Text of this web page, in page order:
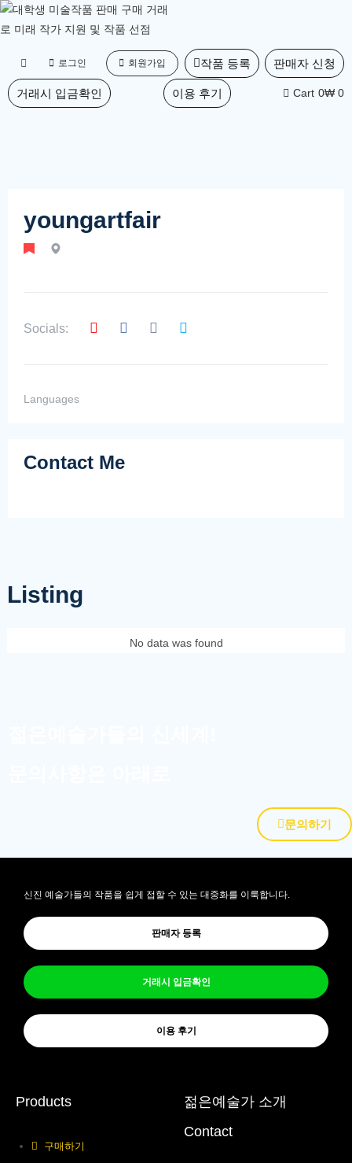
로그인 회원가입 작품 등록 판매자 신청
거래시 입금확인 이용 후기 Cart 0₩ 0
youngartfair
Socials:
Languages
Contact Me
Listing
No data was found
문의하기
신진 예술가들의 작품을 쉽게 접할 수 있는 대중화를 이룩합니다.
판매자 등록
거래시 입금확인
이용 후기
Products
구매하기
젊은예술가 소개
Contact